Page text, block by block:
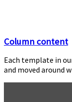
Column content
Each template in
and moved around